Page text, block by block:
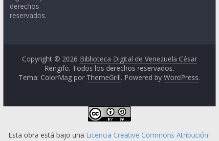
derechos
reservados.
Copyright © 2026 Biblioteca Digital de Venezuela César
Rengifo. Todos los derechos reservados.
Tema: ColorMag por ThemeGrill. Powered byWordPress.
Esta obra está bajo una Licencia Creative Commons Atribución-